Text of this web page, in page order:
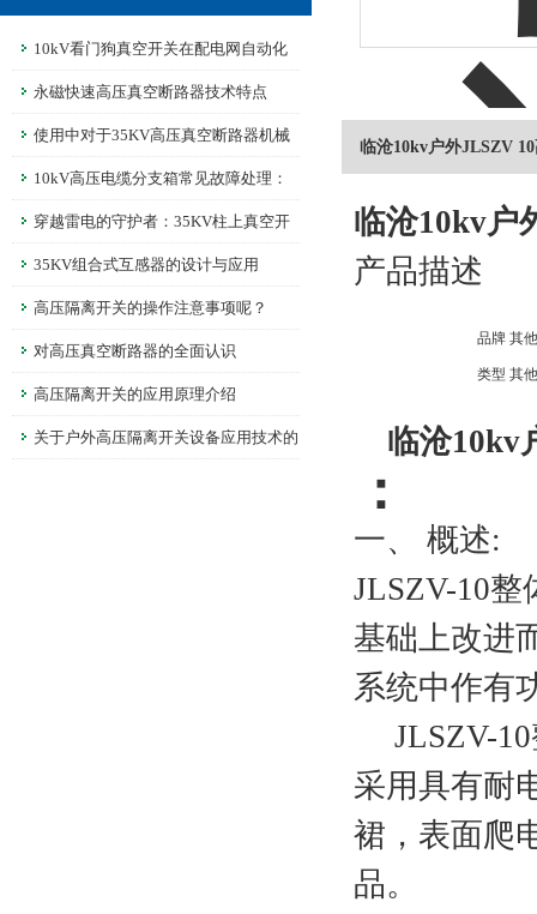
10kV看门狗真空开关在配电网自动化
中的应用
永磁快速高压真空断路器技术特点
使用中对于35KV高压真空断路器机械
特性的调整
10kV高压电缆分支箱常见故障处理：
温升异常、绝缘老化的解决技巧
穿越雷电的守护者：35KV柱上真空开
关，科技筑就安全防线
35KV组合式互感器的设计与应用
高压隔离开关的操作注意事项呢？
对高压真空断路器的全面认识
高压隔离开关的应用原理介绍
关于户外高压隔离开关设备应用技术的
临沧10kv户外JLSZV
临沧10kv户
产品描述
品牌 其他
类型 其他
临沧10kv
：
一、 概述:
JLSZV-10
基础上改进
系统中作有
JLSZV-10
采用具有耐
裙，表面爬
品。